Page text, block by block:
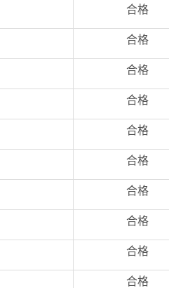
合格
合格
合格
合格
合格
合格
合格
合格
合格
合格